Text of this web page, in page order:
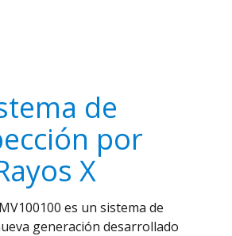
de
por
X
es un sistema de
generación desarrollado